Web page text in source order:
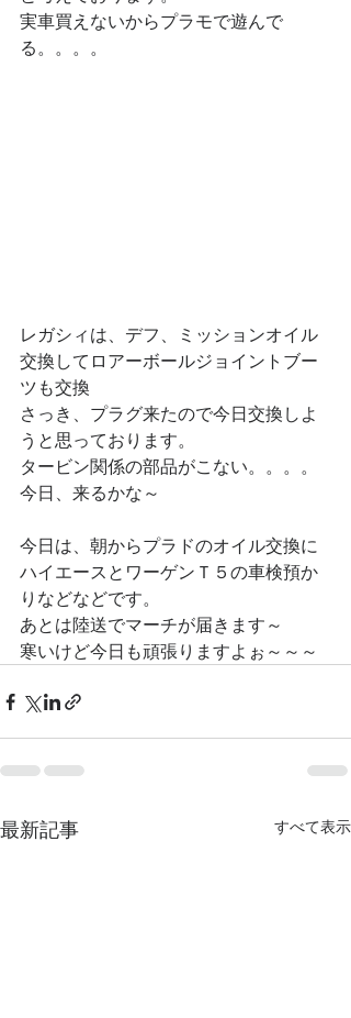
実車買えないからプラモで遊んで
る。。。。
レガシィは、デフ、ミッションオイル
交換してロアーボールジョイントブー
ツも交換
さっき、プラグ来たので今日交換しよ
うと思っております。
タービン関係の部品がこない。。。。
今日、来るかな～
今日は、朝からプラドのオイル交換に
ハイエースとワーゲンＴ５の車検預か
りなどなどです。
あとは陸送でマーチが届きます～
寒いけど今日も頑張りますよぉ～～～
最新記事 すべて表示